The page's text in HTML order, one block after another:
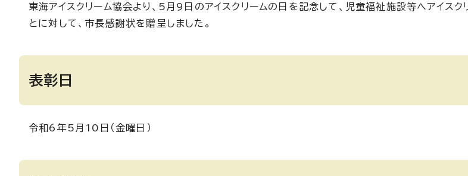
東海アイスクリーム協会より、5月9日のアイスクリームの日を記念して、児童福祉施設等へアイス
とに対して、市長感謝状を贈呈しました。
表彰日
令和6年5月10日（金曜日）